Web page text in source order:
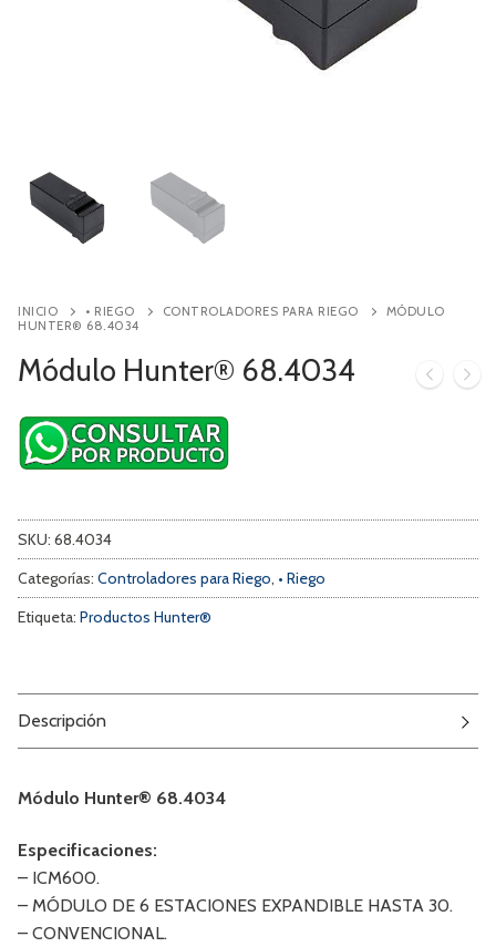
Contacto
INICIO • RIEGO CONTROLADORES PARA RIEGO
MÓDULO
HUNTER® 68.4034
Módulo Hunter® 68.4034
SKU: 68.4034
Categorías: Controladores para Riego, • Riego
Etiqueta: Productos Hunter®
Descripción
Módulo Hunter® 68.4034
Especificaciones:
– ICM600.
– MÓDULO DE 6 ESTACIONES EXPANDIBLE HASTA 30.
– CONVENCIONAL.